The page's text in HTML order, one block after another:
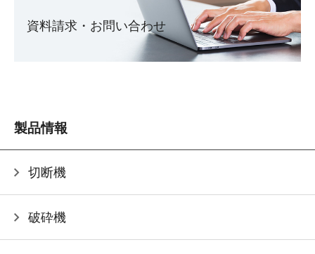
資料請求・お問い合わせ
製品情報
切断機
破砕機